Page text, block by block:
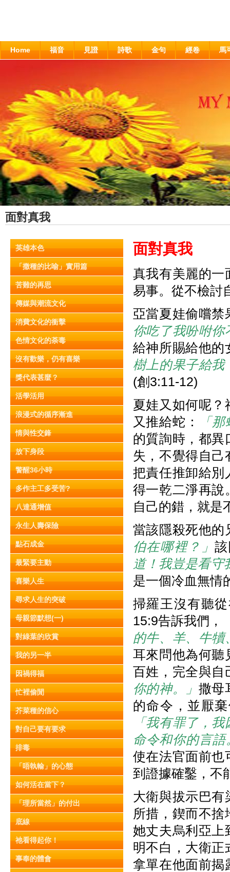
Home 福音 見證 詩歌 金句 經卷 馬
面對真我
英雄本色
「撒種的比喻」實用篇
苦難的再思
傳媒與潮流文化
消費文化的衝擊
色情文化的荼毒
沒有歡樂，仍有喜樂
獎代表甚麼？
活學活用
浪漫式的循序漸進
情與性交鋒
放下身段
警醒36小時
多作主工多受苦?
八達通增值
永生人壽保險
點石成金
最緊要主動
喜樂人生
尋求人生的突破
母親節默想(一)
對綠葉的欣賞
我的另一半
因禍得福
忙裡偷閒
芥菜種的信心
對自己要有要求
排毒
「唔執輸」的心態
如何活在當下？
「理所當然」的付出
底線
祂看得起你！
事奉的體會
面對真我
真我有美麗的一
易事。從不檢討
亞當夏娃偷嚐禁
你吃了我吩咐
給神所賜給他的
樹上的果子給我
(創3:11-12)
夏娃又如何呢？
又推給蛇：
「
的質詢時，都異
失，不覺得自己
把責任推卸給別
得一乾二淨再說
自己的錯，就是
當該隱殺死他的
伯在哪裡？」
道！我豈是看守
是一個冷血無情
掃羅王沒有聽
15:9告訴我們，
的牛、羊、牛
耳來問他為何聽
百姓，完全與自
你的神。」 撒母
的命令，並厭
「我有罪了，
命令和你的言語
使在法官面前也
到證據確鑿，不
大衛與拔示巴有
所措，鍥而不
她丈夫烏利亞上
明不白，大衛正
拿單在他面前揭